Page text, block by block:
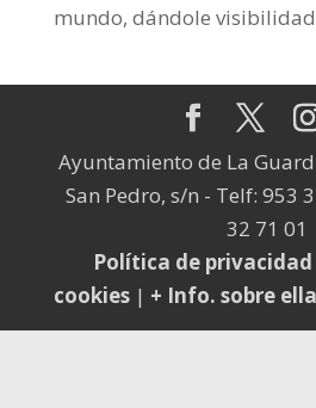
mundo, dándole visibilidad
Ayuntamiento de La
San Pedro, s/n - Telf: 953
32 71 01
Política de privacidad
cookies| + Info. sobre ella